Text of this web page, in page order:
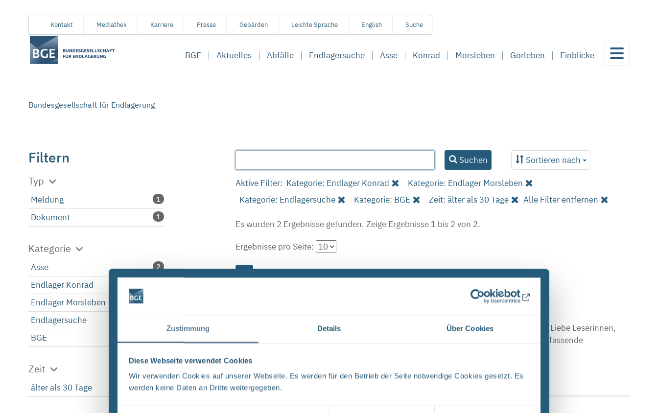
Zustimmung Details Über Cookies
Diese Webseite verwendet Cookies
Wir verwenden Cookies auf unserer Webseite. Es werden für den Betrieb der Seite notwendige Cookies gesetzt. Es
werden keine Daten an Dritte weitergegeben.
folgenden
InhaltsbereichKontakt Mediathek Karriere Presse Gebärden Leichte Sprache English Suche
BGE Aktuelles Abfälle Endlagersuche Asse Konrad Morsleben Gorleben Einblicke
Bundesgesellschaft für Endlagerung
Suchen Sortieren nach
Filtern
Typ
Meldung 1
Dokument 1
Kategorie
Asse 2
Endlager Konrad
Endlager Morsleben
Endlagersuche
BGE
Zeit
älter als 30 Tage 2
Aktive Filter: Kategorie: Endlager Konrad
Kategorie: Endlager Morsleben
Kategorie: Endlagersuche
Kategorie: BGE Zeit: älter als 30 Tage Alle Filter entfernen
Es wurden 2 Ergebnisse gefunden. Zeige Ergebnisse 1 bis 2 von 2.
Ergebnisse pro Seite:
FORSCHUNG UND ENTWICKLUNG F&E-Strategie der BGE Stand April 2024 Vorwort Liebe Leserinnen,
liebe Leser, mit der vorliegenden F&E-Strategie erhalten Sie einen Einblick in das umfassende
Dateityp: PDF | Dokumentenstand vom: 17.04.2024 | Upload am: 17.04.2024